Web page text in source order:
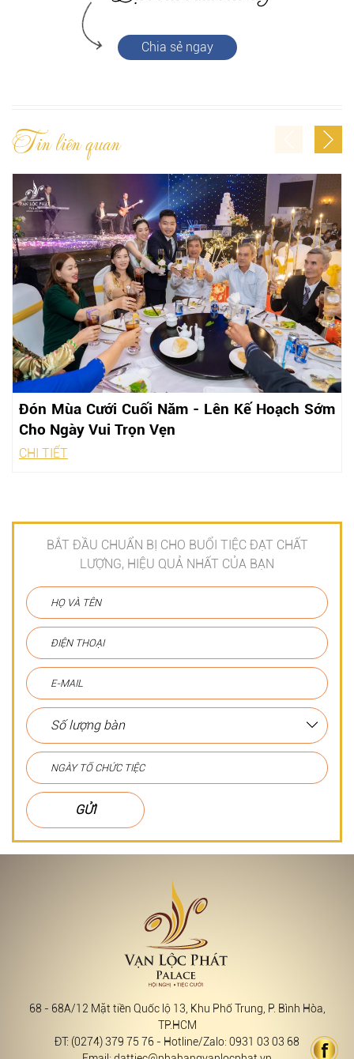
Chia sẻ ngay
Tin liên quan
Đón Mùa Cưới Cuối Năm - Lên Kế Hoạch Sớm
Cho Ngày Vui Trọn Vẹn
CHI TIẾT
BẮT ĐẦU CHUẨN BỊ CHO BUỔI TIỆC ĐẠT CHẤT
LƯỢNG, HIỆU QUẢ NHẤT CỦA BẠN
GỬI
68 - 68A/12 Mặt tiền Quốc lộ 13, Khu Phố Trung, P. Bình Hòa,
TP.HCM
ĐT: (0274) 379 75 76 - Hotline/Zalo: 0931 03 03 68